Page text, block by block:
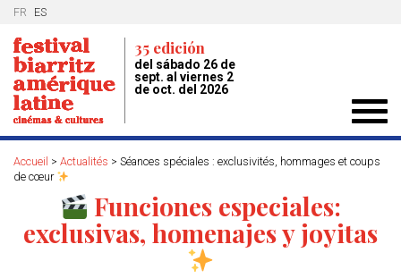
FR ES
35 edición
del sábado 26 de
sept. al viernes 2
de oct. del 2026
Accueil > Actualités > Séances spéciales : exclusivités, hommages et coups
de cœur
Funciones especiales:
exclusivas, homenajes y joyitas